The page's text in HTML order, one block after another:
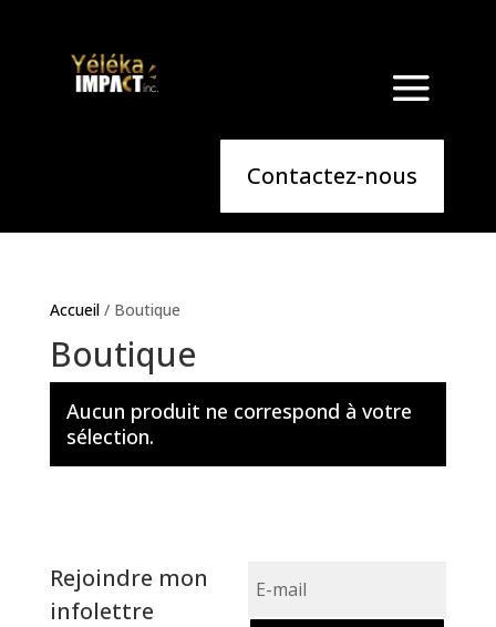
Contactez-nous
Accueil/ Boutique
Boutique
Aucun produit ne correspond à votre
sélection.
Rejoindre mon
infolettre